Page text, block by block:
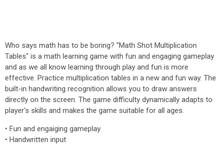
Who says math has to be boring? "Math Shot Multiplication
Tables" is a math learning game with fun and engaging gameplay
and as we all know learning through play and fun is more
effective. Practice multiplication tables in a new and fun way. The
built-in handwriting recognition allows you to draw answers
directly on the screen. The game difficulty dynamically adapts to
player's skills and makes the game suitable for all ages.
• Fun and engaiging gameplay
• Handwritten input